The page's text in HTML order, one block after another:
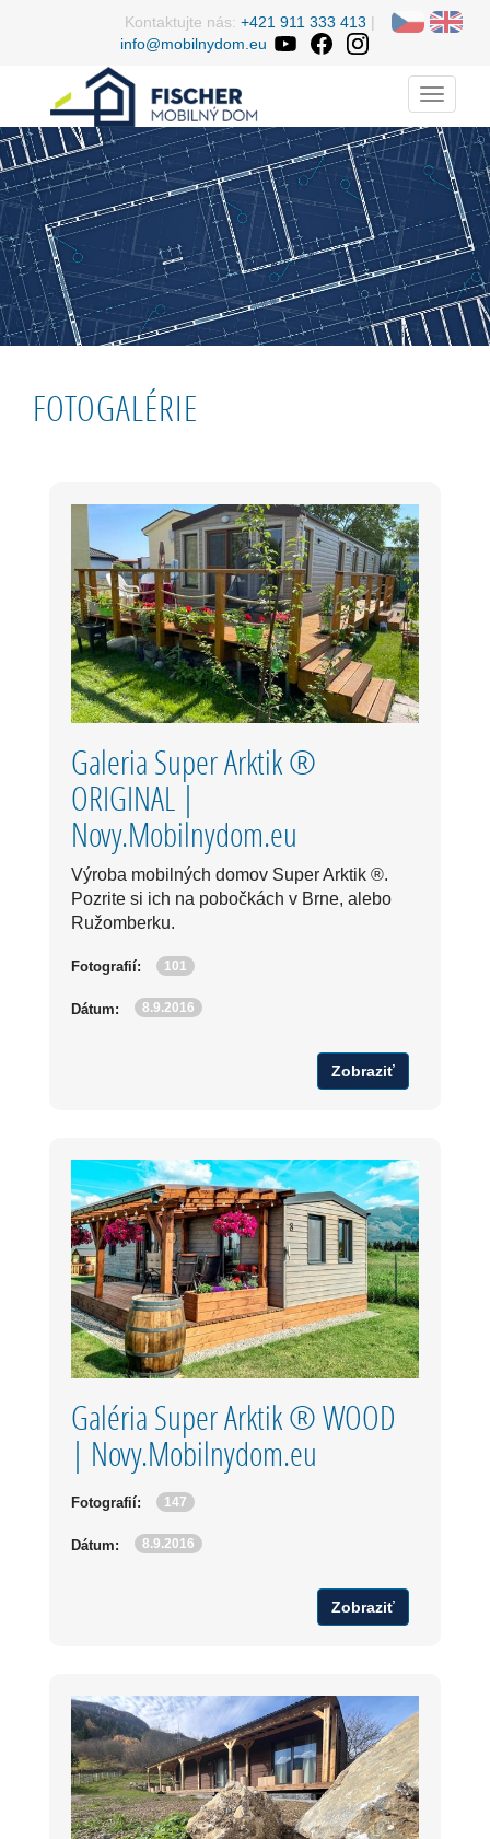
Kontaktujte nás: +421 911 333 413 |
info@mobilnydom.eu
Menu
FOTOGALÉRIE
Galeria Super Arktik ®
ORIGINAL |
Novy.Mobilnydom.eu
Výroba mobilných domov Super Arktik ®.
Pozrite si ich na pobočkách v Brne, alebo
Ružomberku.
Fotografií: 101
Dátum: 8.9.2016
Zobraziť
Galéria Super Arktik ® WOOD
| Novy.Mobilnydom.eu
Fotografií: 147
Dátum: 8.9.2016
Zobraziť